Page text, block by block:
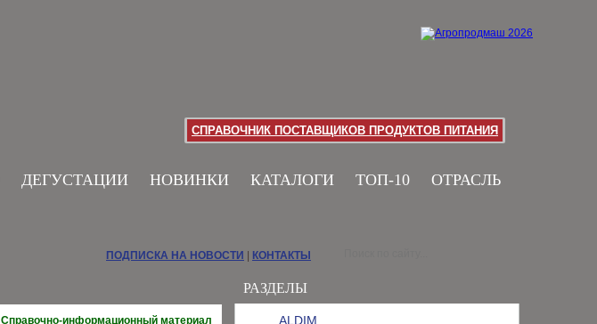
СПРАВОЧНИК ПОСТАВЩИКОВ ПРОДУКТОВ ПИТАНИЯ
ДЕГУСТАЦИИ НОВИНКИ КАТАЛОГИ ТОП-10 ОТРАСЛЬ
РАЗДЕЛЫ
ALDIM
ПОДПИСКА НА НОВОСТИ КОНТАКТЫ
Справочно-информационный материал